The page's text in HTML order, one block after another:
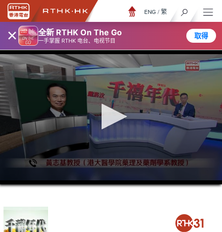
× 全新 RTHK On The Go
一手掌握 RTHK 电台、电视节目
取得
ENG / 繁
0
seconds